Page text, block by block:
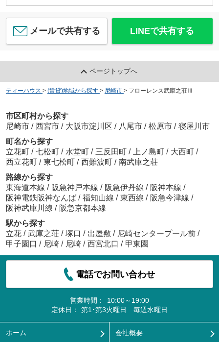
メールで共有する LINEで共有する
ページトップへ
ティーハウス > (賃貸)地域から探す > 尼崎市 > フローレンス武庫之荘Ⅲ
市区町村から探す
尼崎市 / 西宮市 / 大阪市淀川区 / 八尾市 / 松原市 / 寝屋川市
町名から探す
立花町 / 七松町 / 水堂町 / 三反田町 / 上ノ島町 / 大西町 /
西立花町 / 東七松町 / 西難波町 / 南武庫之荘
路線から探す
東海道本線 / 阪急神戸本線 / 阪急伊丹線 / 阪神本線 /
阪神電鉄阪神なんば / 福知山線 / 東西線 / 阪急今津線 /
阪神武庫川線 / 阪急京都本線
駅から探す
立花 / 武庫之荘 / 塚口 / 出屋敷 / 尼崎センタープール前 /
甲子園口 / 尼崎 / 尼崎 / 西宮北口 / 甲東園
電話でお問い合わせ
営業時間：
10:00～19:00
定休日：
第1･第3火曜日 毎週水曜日
ホーム 会社概要